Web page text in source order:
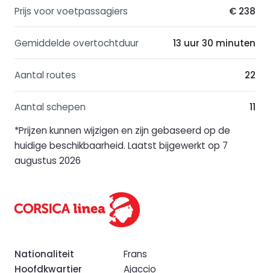
Prijs voor voetpassagiers € 238
Gemiddelde overtochtduur 13 uur 30 minuten
Aantal routes 22
Aantal schepen
11
*Prijzen kunnen wijzigen en zijn gebaseerd op de
huidige beschikbaarheid. Laatst bijgewerkt op 7
augustus 2026
Nationaliteit
Frans
Hoofdkwartier
Ajaccio